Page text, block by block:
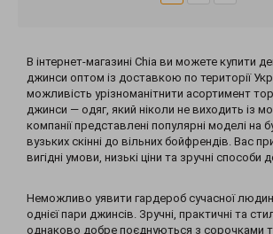
В інтернет-магазині Chia ви можете купити
джинси оптом із доставкою по території
можливість урізноманітнити асортимент
джинси — одяг, який ніколи не виходить із
компанії представлені популярні моделі на
вузьких скінні до вільних бойфрендів. Вас
вигідні умови, низькі ціни та зручні способи
Неможливо уявити гардероб сучасної
однієї пари джинсів. Зручні, практичні та
однаково добре поєднуються з сорочками